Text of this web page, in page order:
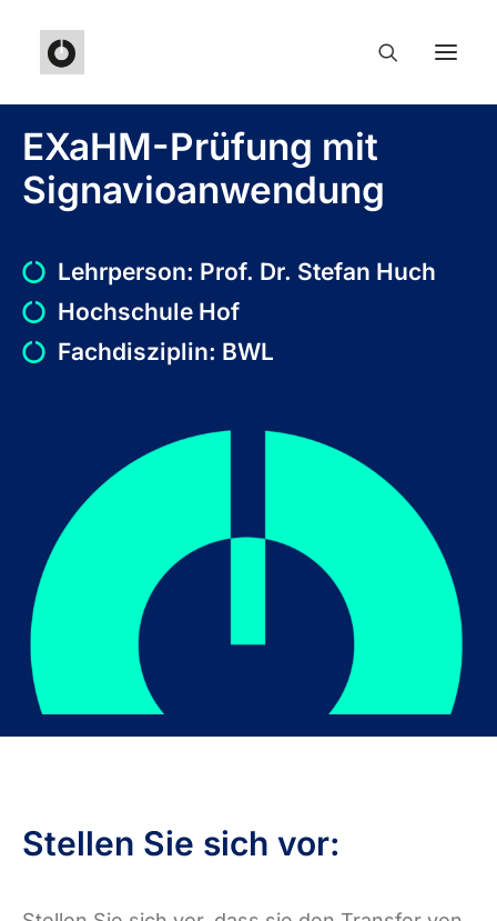
EXaHM-Prüfung mit
Signavioanwendung
Lehrperson: Prof. Dr. Stefan Huch
Hochschule Hof
Fachdisziplin: BWL
Stellen Sie sich vor: